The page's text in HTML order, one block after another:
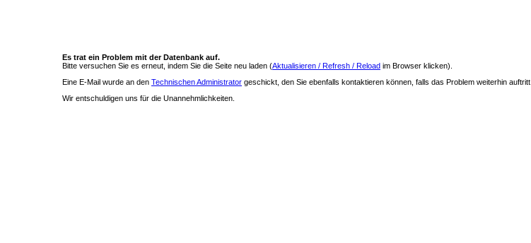
Es trat ein Problem mit der Datenbank auf.
Bitte versuchen Sie es erneut, indem Sie die Seite neu laden (Aktualisieren / Refresh / Reload im Browser klicken).
Eine E-Mail wurde an den Technischen Administrator geschickt, den Sie ebenfalls kontaktieren können, falls das Problem weiterhin auftritt.
Wir entschuldigen uns für die Unannehmlichkeiten.